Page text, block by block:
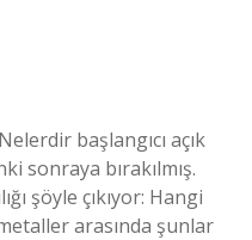
başlangıcı açık
sonraya bırakılmış.
şöyle çıkıyor: Hangi
arasında şunlar